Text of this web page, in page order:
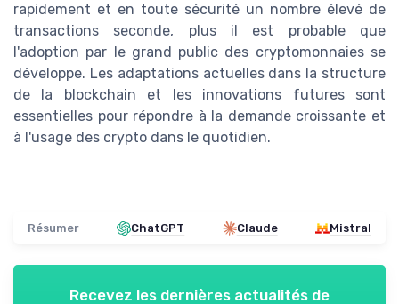
rapidement et en toute sécurité un nombre élevé de
transactions seconde, plus il est probable que
l'adoption par le grand public des cryptomonnaies se
développe. Les adaptations actuelles dans la structure
de la blockchain et les innovations futures sont
essentielles pour répondre à la demande croissante et
à l'usage des crypto dans le quotidien.
Résumer ChatGPT Claude Mistral
Recevez les dernières actualités de